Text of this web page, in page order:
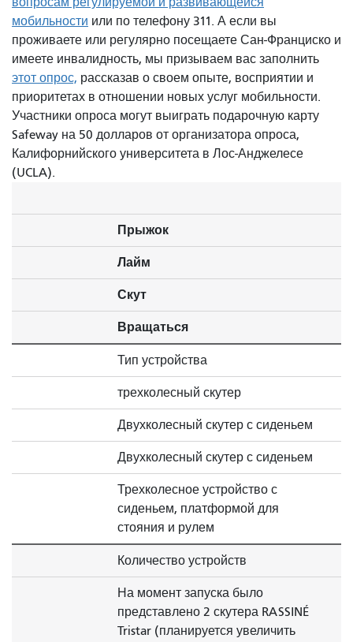
мобильности или по телефону 311. А если вы
проживаете или регулярно посещаете Сан-Франциско и
имеете инвалидность, мы призываем вас заполнить
этот опрос, рассказав о своем опыте, восприятии и
приоритетах в отношении новых услуг мобильности.
Участники опроса могут выиграть подарочную карту
Safeway на 50 долларов от организатора опроса,
Калифорнийского университета в Лос-Анджелесе
(UCLA).
Прыжок
Лайм
Скут
Вращаться
Тип устройства
трехколесный скутер
Двухколесный скутер с сиденьем
Двухколесный скутер с сиденьем
Трехколесное устройство с
сиденьем, платформой для
стояния и рулем
Количество устройств
На момент запуска было
представлено 2 скутера RASSINÉ
Tristar (планируется увеличить